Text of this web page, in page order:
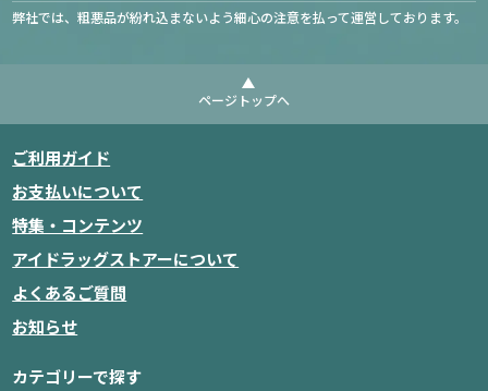
弊社では、粗悪品が紛れ込まないよう細心の注意を払って運営しております。
ページトップへ
ご利用ガイド
お支払いについて
特集・コンテンツ
アイドラッグストアーについて
よくあるご質問
お知らせ
カテゴリーで探す